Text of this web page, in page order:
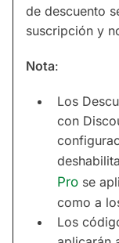
de descuento
suscripción y
Nota:
Los
con
Pro se
como a
Los